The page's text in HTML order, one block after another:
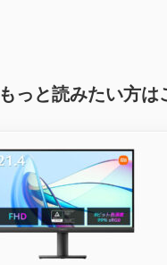
もっと読みたい方は